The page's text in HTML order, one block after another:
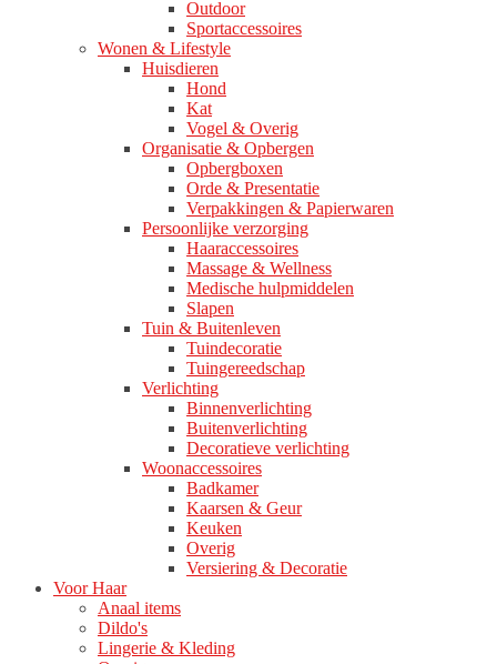
Outdoor
Sportaccessoires
Wonen & Lifestyle
Huisdieren
Hond
Kat
Vogel & Overig
Organisatie & Opbergen
Opbergboxen
Orde & Presentatie
Verpakkingen & Papierwaren
Persoonlijke verzorging
Haaraccessoires
Massage & Wellness
Medische hulpmiddelen
Slapen
Tuin & Buitenleven
Tuindecoratie
Tuingereedschap
Verlichting
Binnenverlichting
Buitenverlichting
Decoratieve verlichting
Woonaccessoires
Badkamer
Kaarsen & Geur
Keuken
Overig
Versiering & Decoratie
Voor Haar
Anaal items
Dildo's
Lingerie & Kleding